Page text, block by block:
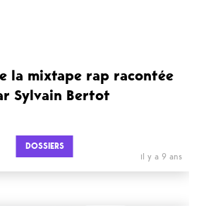
la mixtape rap racontée
Sylvain Bertot
DOSSIERS
il y a 9 ans